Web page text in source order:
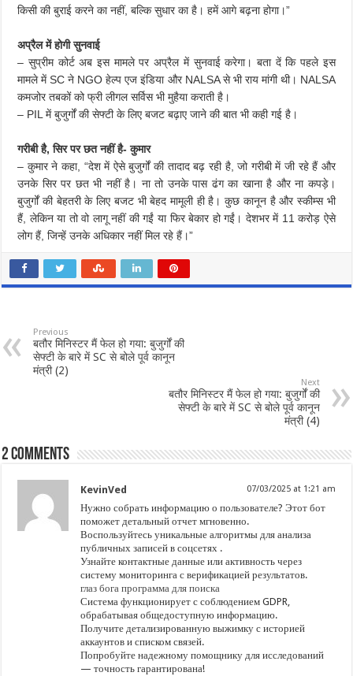
किसी की बुराई करने का नहीं, बल्कि सुधार का है। हमें आगे बढ़ना होगा।”
अप्रैल में होगी सुनवाई
– सुप्रीम कोर्ट अब इस मामले पर अप्रैल में सुनवाई करेगा। बता दें कि पहले इस
मामले में SC ने NGO हेल्प एज इंडिया और NALSA से भी राय मांगी थी। NALSA
कमजोर तबकों को फ्री लीगल सर्विस भी मुहैया कराती है।
– PIL में बुजुर्गों की सेफ्टी के लिए बजट बढ़ाए जाने की बात भी कही गई है।
गरीबी है, सिर पर छत नहीं है- कुमार
– कुमार ने कहा, “देश में ऐसे बुजुर्गों की तादाद बढ़ रही है, जो गरीबी में जी रहे हैं और
उनके सिर पर छत भी नहीं है। ना तो उनके पास ढंग का खाना है और ना कपड़े।
बुजुर्गों की बेहतरी के लिए बजट भी बेहद मामूली ही है। कुछ कानून है और स्कीम्स भी
हैं, लेकिन या तो वो लागू नहीं की गईं या फिर बेकार हो गईं। देशभर में 11 करोड़ ऐसे
लोग हैं, जिन्हें उनके अधिकार नहीं मिल रहे हैं।”
Previous
बतौर मिनिस्टर मैं फेल हो गया: बुजुर्गों की
सेफ्टी के बारे में SC से बोले पूर्व कानून
मंत्री (2)
Next
बतौर मिनिस्टर मैं फेल हो गया: बुजुर्गों की
सेफ्टी के बारे में SC से बोले पूर्व कानून
मंत्री (4)
2 comments
KevinVed 07/03/2025 at 1:21 am
Нужно собрать информацию о пользователе? Этот бот
поможет детальный отчет мгновенно.
Воспользуйтесь уникальные алгоритмы для анализа
публичных записей в соцсетях .
Узнайте контактные данные или активность через
систему мониторинга с верификацией результатов.
глаз бога программа для поиска
Система функционирует с соблюдением GDPR,
обрабатывая общедоступную информацию.
Получите детализированную выжимку с историей
аккаунтов и списком связей.
Попробуйте надежному помощнику для исследований
— точность гарантирована!